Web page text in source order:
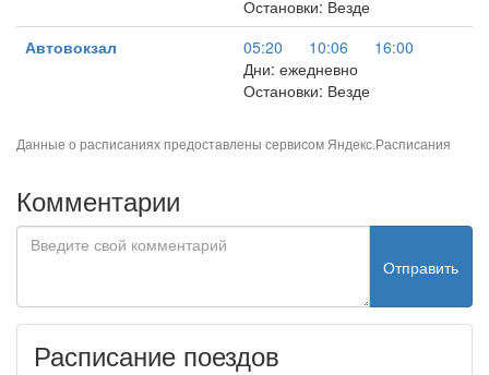
Остановки: Везде
Автовокзал
05:20 10:06
16:00
Дни: ежедневно
Остановки: Везде
Данные о расписаниях предоставлены сервисом Яндекс.Расписания
Комментарии
Отправить
Расписание поездов